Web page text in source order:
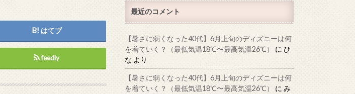
はてブ
feedly
最近のコメント
【暑さに弱くなった40代】6月上旬のディズニーは何
を着ていく？（最低気温18℃〜最高気温26℃）
に ひ
な より
【暑さに弱くなった40代】6月上旬のディズニーは何
を着ていく？（最低気温18℃〜最高気温26℃）
に み